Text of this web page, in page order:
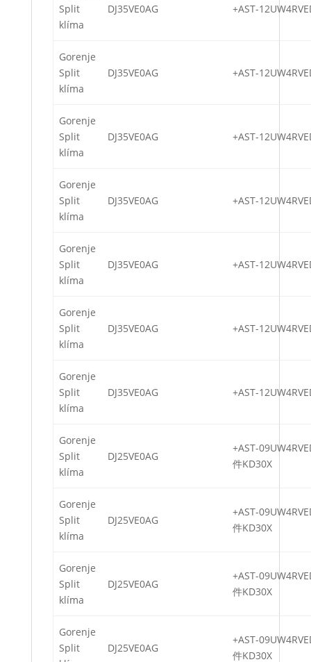
Split
klíma
DJ35VE0AG +AST-
Gorenje
Split
klíma
DJ35VE0AG +AST-
Gorenje
Split
klíma
DJ35VE0AG +AST-
Gorenje
Split
klíma
DJ35VE0AG +AST-
Gorenje
Split
klíma
DJ35VE0AG +AST-
Gorenje
Split
klíma
DJ35VE0AG +AST-
Gorenje
Split
klíma
DJ35VE0AG +AST-
Gorenje
Split
klíma
DJ25VE0AG
+AST-
件KD30X
Gorenje
Split
klíma
DJ25VE0AG
+AST-
件KD30X
Gorenje
Split
klíma
DJ25VE0AG
+AST-
件KD30X
Gorenje
Split
DJ25VE0AG
+AST-
件KD30X